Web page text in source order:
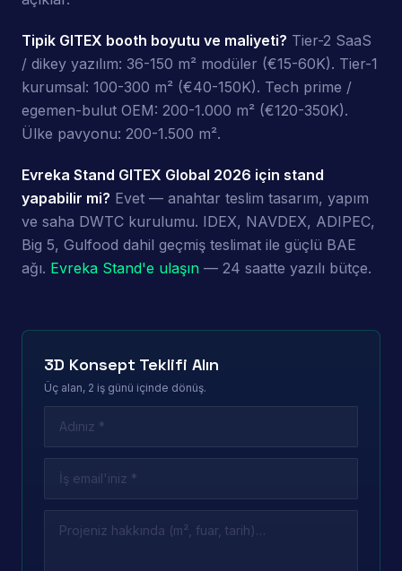
Tipik GITEX booth boyutu ve maliyeti? Tier-2 SaaS
/ dikey yazılım: 36-150 m² modüler (€15-60K). Tier-1
kurumsal: 100-300 m² (€40-150K). Tech prime /
egemen-bulut OEM: 200-1.000 m² (€120-350K).
Ülke pavyonu: 200-1.500 m².
Evreka Stand GITEX Global 2026 için stand
yapabilir mi? Evet — anahtar teslim tasarım, yapım
ve saha DWTC kurulumu. IDEX, NAVDEX, ADIPEC,
Big 5, Gulfood dahil geçmiş teslimat ile güçlü BAE
ağı. Evreka Stand'e ulaşın — 24 saatte yazılı bütçe.
3D Konsept Teklifi Alın
Üç alan, 2 iş günü içinde dönüş.